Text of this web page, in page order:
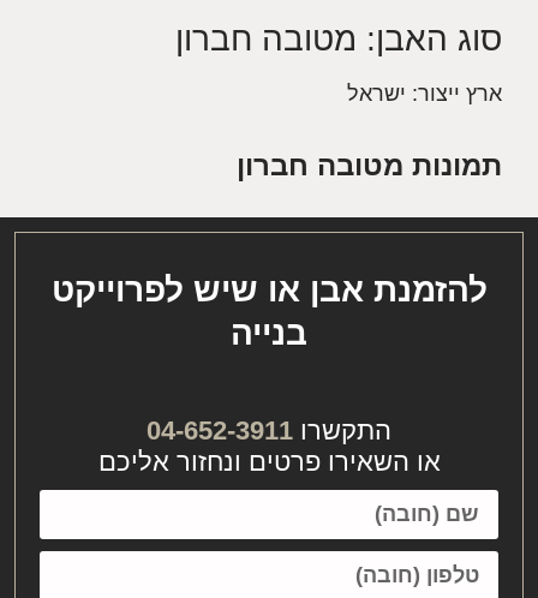
סוג האבן: מטובה חברון
ארץ ייצור: ישראל
תמונות מטובה חברון
להזמנת אבן או שיש לפרוייקט
בנייה
התקשרו 04-652-3911
או השאירו פרטים ונחזור אליכם